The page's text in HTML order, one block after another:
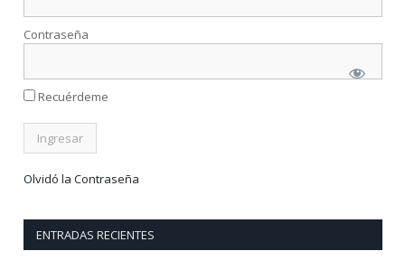
Contraseña
Recuérdeme
Olvidó la Contraseña
ENTRADAS RECIENTES